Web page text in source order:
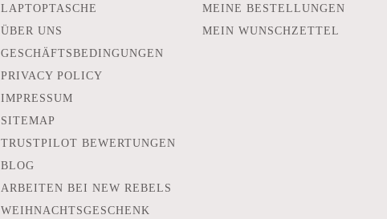
LAPTOPTASCHE
ÜBER UNS
GESCHÄFTSBEDINGUNGEN
PRIVACY POLICY
IMPRESSUM
SITEMAP
TRUSTPILOT BEWERTUNGEN
BLOG
ARBEITEN BEI NEW REBELS
WEIHNACHTSGESCHENK
MEINE BESTELLUNGEN
MEIN WUNSCHZETTEL